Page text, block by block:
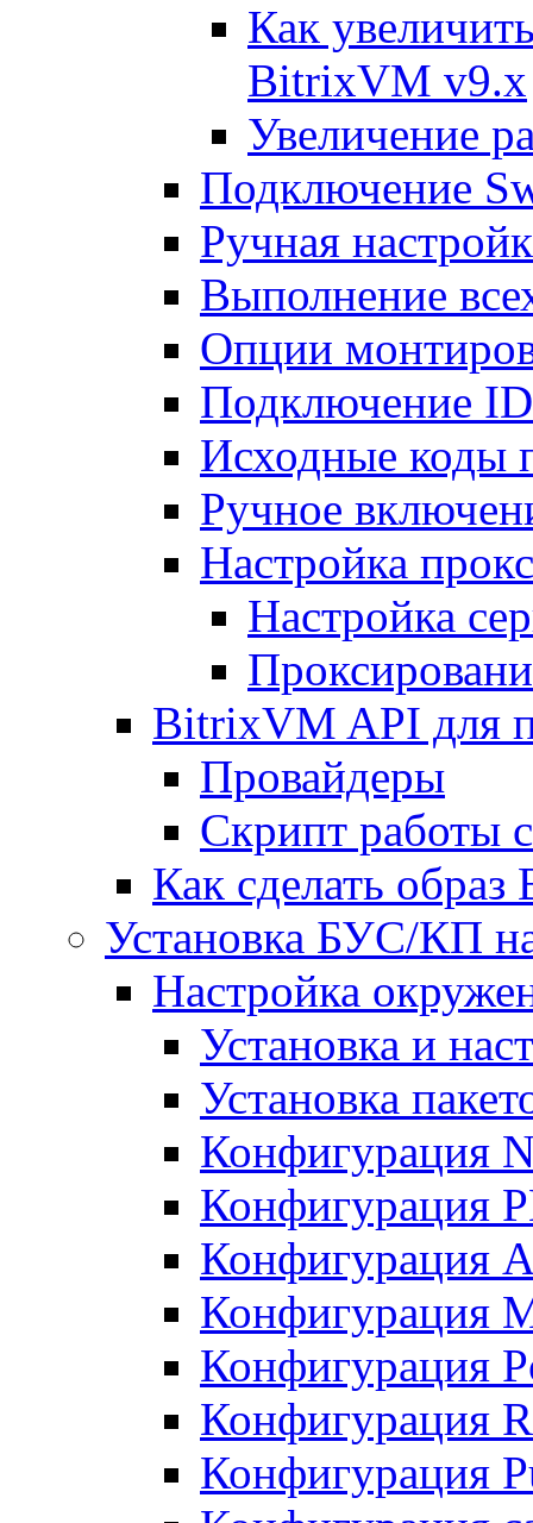
Как
BitrixVM v9.x
Увеличение
Подключение
Ручная
Выполнение
Опции
Подключение
Исходные коды
Ручное
Настройка
Настройка
BitrixVM API для
Провайдеры
Скрипт работы
Как сделать
Установка БУС/КП
Настройка
Установка и
Установка
Конфигурация
Конфигурация
Конфигурация
Конфигурация
Конфигурация
Конфигурация
Конфигурация